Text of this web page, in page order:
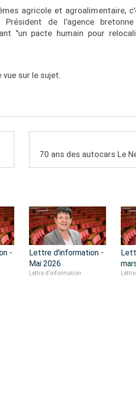
agricole et agroalimentaire,
Président de l'agence
"un pacte humain pour
sur le sujet.
-
Lettre d'information -
Mai 2026
Lettre d'information